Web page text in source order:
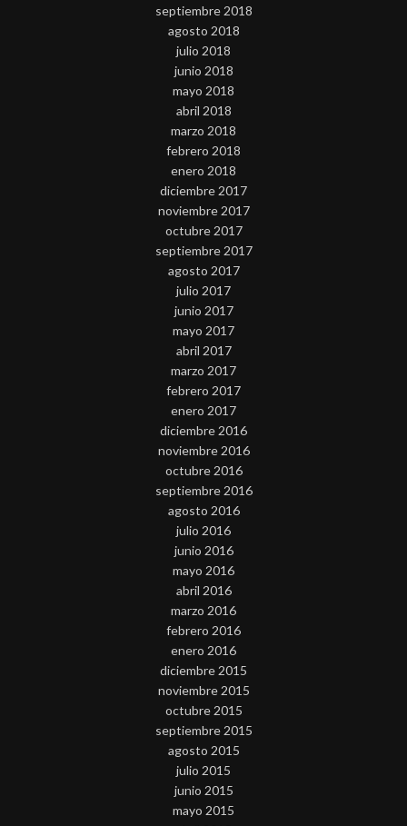
septiembre 2018
agosto 2018
julio 2018
junio 2018
mayo 2018
abril 2018
marzo 2018
febrero 2018
enero 2018
diciembre 2017
noviembre 2017
octubre 2017
septiembre 2017
agosto 2017
julio 2017
junio 2017
mayo 2017
abril 2017
marzo 2017
febrero 2017
enero 2017
diciembre 2016
noviembre 2016
octubre 2016
septiembre 2016
agosto 2016
julio 2016
junio 2016
mayo 2016
abril 2016
marzo 2016
febrero 2016
enero 2016
diciembre 2015
noviembre 2015
octubre 2015
septiembre 2015
agosto 2015
julio 2015
junio 2015
mayo 2015